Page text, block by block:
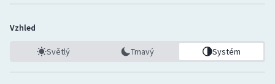
Vzhled
Světlý Tmavý Systém